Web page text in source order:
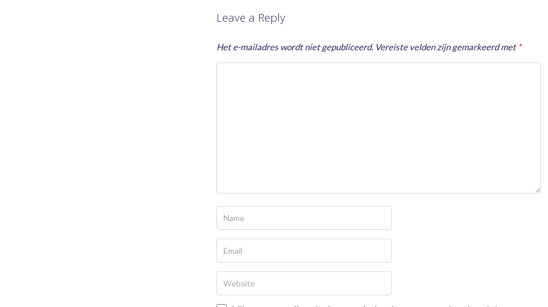
Leave a Reply
Het e-mailadres wordt niet gepubliceerd.Vereiste velden zijn gemarkeerd met *